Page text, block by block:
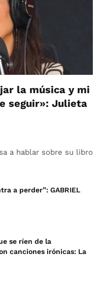
la música y mi
seguir»: Julieta
a hablar sobre su libro
a perder”: GABRIEL
se ríen de la
canciones irónicas: La